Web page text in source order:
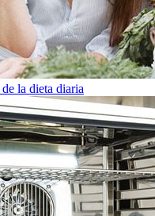
la dieta diaria